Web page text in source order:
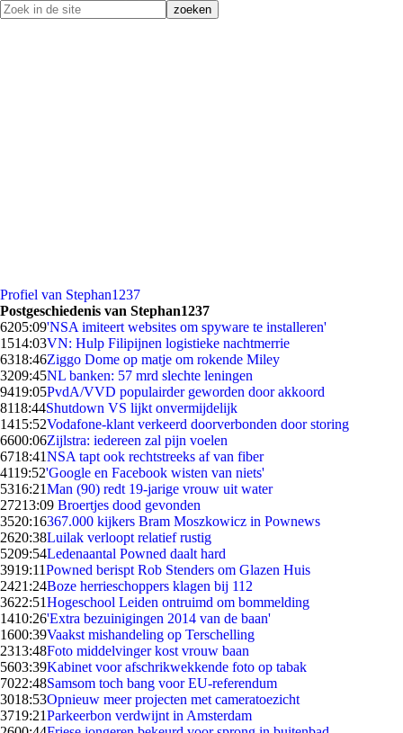
Profiel van Stephan1237
Postgeschiedenis van Stephan1237
6205:09'NSA imiteert websites om spyware te installeren'
1514:03VN: Hulp Filipijnen logistieke nachtmerrie
6318:46Ziggo Dome op matje om rokende Miley
3209:45NL banken: 57 mrd slechte leningen
9419:05PvdA/VVD populairder geworden door akkoord
8118:44Shutdown VS lijkt onvermijdelijk
1415:52Vodafone-klant verkeerd doorverbonden door storing
6600:06Zijlstra: iedereen zal pijn voelen
6718:41NSA tapt ook rechtstreeks af van fiber
4119:52'Google en Facebook wisten van niets'
5316:21Man (90) redt 19-jarige vrouw uit water
27213:09 Broertjes dood gevonden
3520:16367.000 kijkers Bram Moszkowicz in Pownews
2620:38Luilak verloopt relatief rustig
5209:54Ledenaantal Powned daalt hard
3919:11Powned berispt Rob Stenders om Glazen Huis
2421:24Boze herrieschoppers klagen bij 112
3622:51Hogeschool Leiden ontruimd om bommelding
1410:26'Extra bezuinigingen 2014 van de baan'
1600:39Vaakst mishandeling op Terschelling
2313:48Foto middelvinger kost vrouw baan
5603:39Kabinet voor afschrikwekkende foto op tabak
7022:48Samsom toch bang voor EU-referendum
3018:53Opnieuw meer projecten met cameratoezicht
3719:21Parkeerbon verdwijnt in Amsterdam